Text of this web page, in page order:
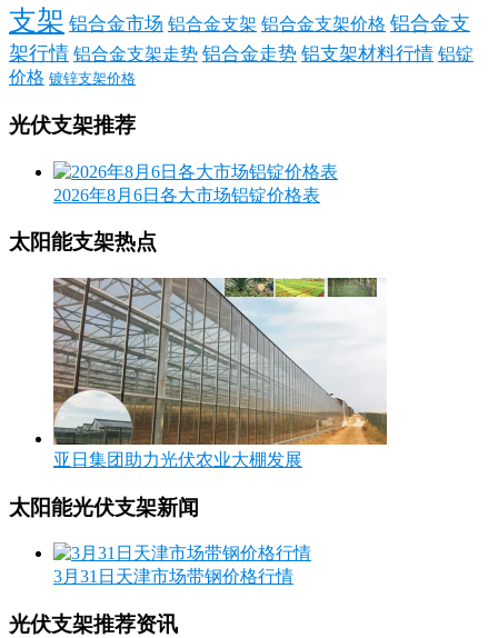
支架 铝合金市场 铝合金支架 铝合金支架价格 铝合金支
架行情 铝合金支架走势 铝合金走势 铝支架材料行情 铝锭
价格 镀锌支架价格
光伏支架推荐
2026年8月6日各大市场铝锭价格表
太阳能支架热点
亚日集团助力光伏农业大棚发展
太阳能光伏支架新闻
3月31日天津市场带钢价格行情
光伏支架推荐资讯